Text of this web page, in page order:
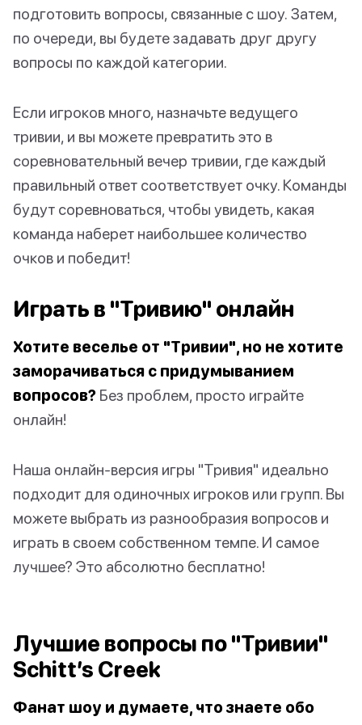
подготовить вопросы, связанные с шоу. Затем,
по очереди, вы будете задавать друг другу
вопросы по каждой категории.
Если игроков много, назначьте ведущего
тривии, и вы можете превратить это в
соревновательный вечер тривии, где каждый
правильный ответ соответствует очку. Команды
будут соревноваться, чтобы увидеть, какая
команда наберет наибольшее количество
очков и победит!
Играть в "Тривию" онлайн
Хотите веселье от "Тривии", но не хотите
заморачиваться с придумыванием
вопросов? Без проблем, просто играйте
онлайн!
Наша онлайн-версия игры "Тривия" идеально
подходит для одиночных игроков или групп. Вы
можете выбрать из разнообразия вопросов и
играть в своем собственном темпе. И самое
лучшее? Это абсолютно бесплатно!
Лучшие вопросы по "Тривии"
Schitt’s Creek
Фанат шоу и думаете, что знаете обо